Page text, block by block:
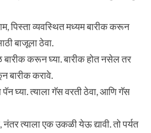
पिस्ता व्यवस्थित मध्यम बारीक करून
बाजूला ठेवा.
करून घ्या. बारीक होत नसेल तर
बारीक करावे.
घ्या. त्याला गॅस वरती ठेवा, आणि गॅस
नंतर त्याला एक उकळी येऊ द्यावी. तो पर्यत